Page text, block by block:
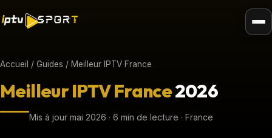
Accueil / Guides / Meilleur IPTV France
Meilleur IPTV France2026
Mis à jour mai 2026 · 6 min de lecture · France